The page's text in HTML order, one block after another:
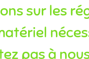
sur les
pas à